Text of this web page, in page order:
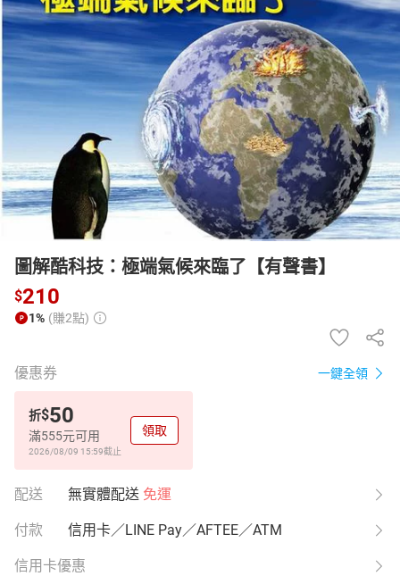
女裝 男裝 化妝保養 情趣用品
日本購物 電子/紙本書
HOT
圖解酷科技：極端氣候來臨了【有聲書】
$210
1% (賺2點)
優惠券 一鍵全領
折$50
滿555元可用
2026/08/09 15:59截止
領取
配送 無實體配送 免運
付款 信用卡／LINE Pay／AFTEE／ATM
信用卡優惠